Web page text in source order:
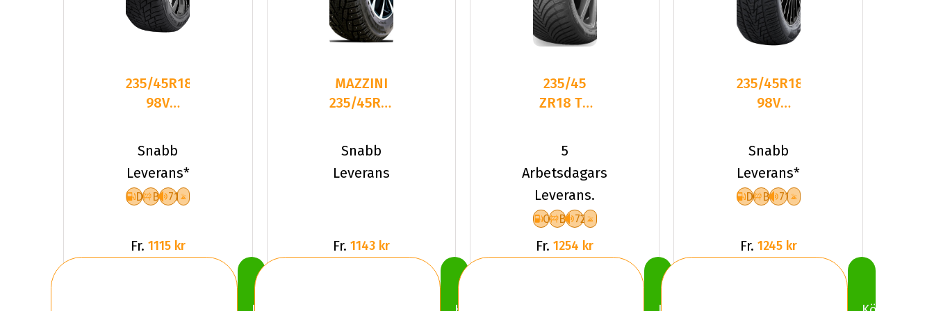
235/45R18
98V
BLAZER
ALPINE
Snabb
Leverans*
D B 71
Fr. 1115 kr
MAZZINI
235/45R18
LEOPARD
STUDDED
Snabb
Leverans
Fr. 1143 kr
235/45
ZR18 TL
KUMHO
SOLUS 4S
HA32 XL
5
Arbetsdagars
Leverans.
C B 72
Fr. 1254 kr
235/45R18
98V
SV-4 XL
Friktion
2024
Snabb
Leverans*
D B 71
Fr. 1245 kr